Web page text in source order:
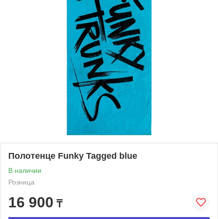
Полотенце Funky Tagged blue
В наличии
Розница
16 900 ₸